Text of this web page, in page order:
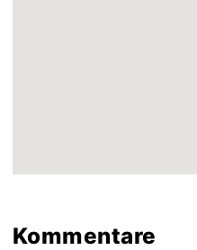
Kommentare